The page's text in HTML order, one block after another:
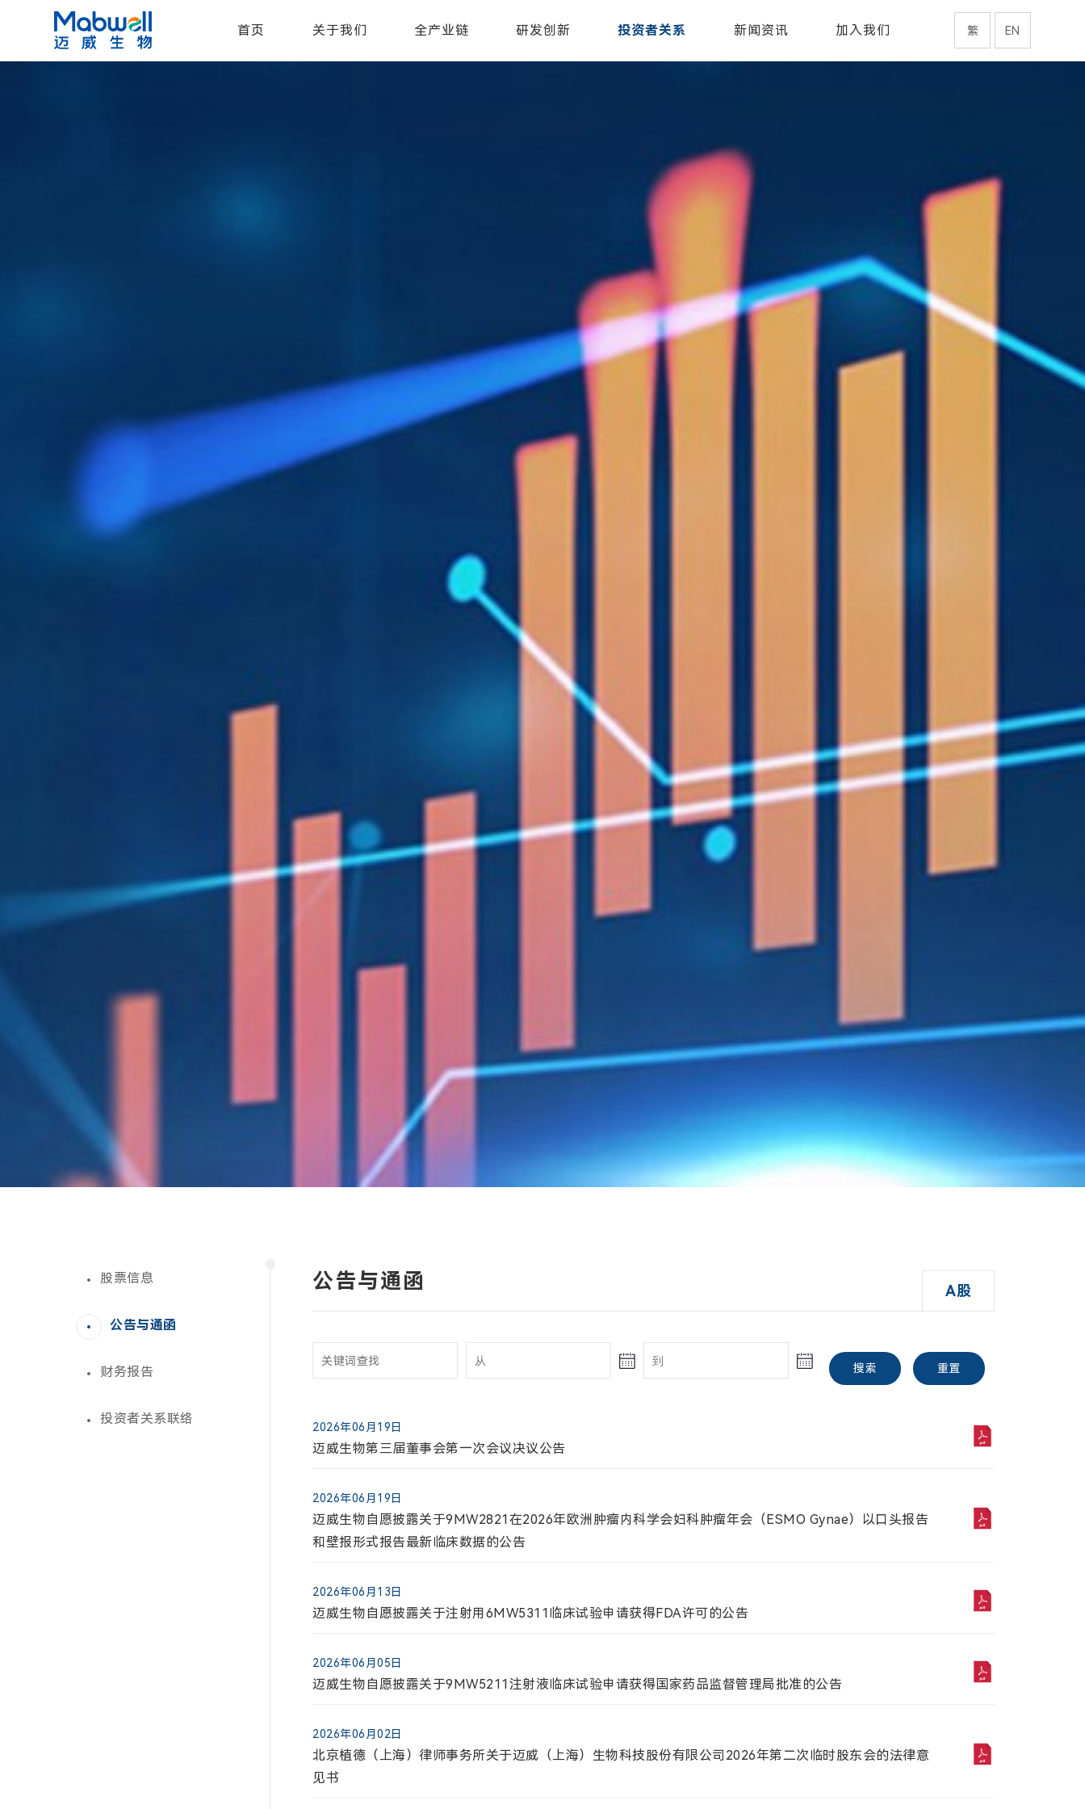
首页 关于我们 全产业链 研发创新 投资者关系 新闻资讯 加入我们 繁 EN
股票信息
公告与通函
财务报告
投资者关系联络
股票信息
30.51 2.16(7.62%)
最高 最低 成交股票数 成交金额(万)
2026-08-09 00:04:45
公告与通函 A股
搜索 重置
2026年06月19日
迈威生物第三届董事会第一次会议决议公告
2026年06月19日
迈威生物自愿披露关于9MW2821在2026年欧洲肿瘤内科学会妇科肿瘤年会（ESMO Gynae）以口头报告
和壁报形式报告最新临床数据的公告
2026年06月13日
迈威生物自愿披露关于注射用6MW5311临床试验申请获得FDA许可的公告
2026年06月05日
迈威生物自愿披露关于9MW5211注射液临床试验申请获得国家药品监督管理局批准的公告
2026年06月02日
北京植德（上海）律师事务所关于迈威（上海）生物科技股份有限公司2026年第二次临时股东会的法律意
见书
财务报告
2024年10月31日
迈威生物2024年第三季度报告
2024年08月31日
迈威生物2024年度”提质增效重回报”行动方案
2024年08月31日
迈威生物2024年半年度报告
投资者关系联络
电话:
公司地址: